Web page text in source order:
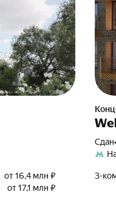
от 16,4 млн ₽
от 17,1 млн ₽
Сдан•
3-